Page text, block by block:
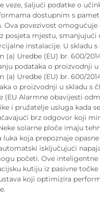
veze, šaljući podatke o
dostupnim s
Ova povezivost omogućuje
posjeta mjestu, smanjujući
instalacije. U skladu s
(a) Uredbe (EU) br. 600/
podataka o proizvodnji u
(a) Uredbe (EU) br. 600/
o proizvodnji u skladu s
(EU Alarmne obavijesti
i pružatelje usluga kada
brz odgovor koji
solarne ploče imaju
koja prepoznaje
isključujući
početi. Ove inteligentne
kutiju iz pasivne točke
koji optimizira